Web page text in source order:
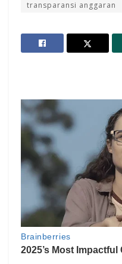
transparansi anggaran